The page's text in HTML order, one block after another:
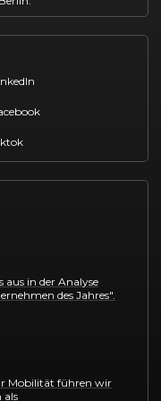
aus in der Analyse
des Jahres".
Mobilität führen wir
als